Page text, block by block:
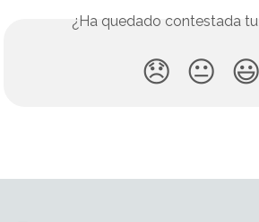
¿Ha quedado contestada
😞 😐 😃